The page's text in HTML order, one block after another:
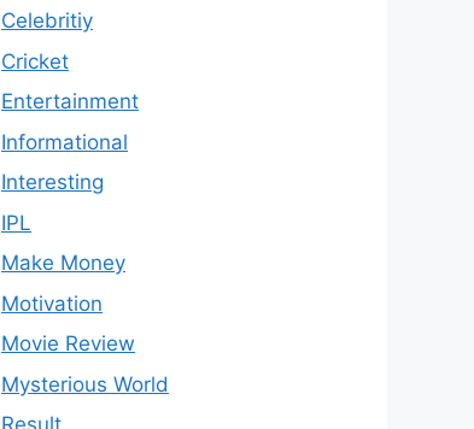
Celebritiy
Cricket
Entertainment
Informational
Interesting
IPL
Make Money
Motivation
Movie Review
Mysterious World
Result